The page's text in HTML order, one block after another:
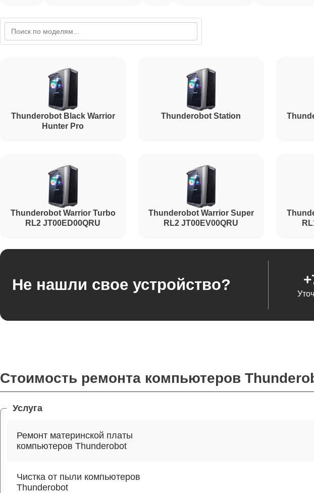
Thunderobot Black Warrior
Hunter Pro
Thunderobot Station
Thunderobot Warrior Turbo
RL2 JT00ED00QRU
Thunderobot Warrior Super
RL2 JT00EV00QRU
Не нашли свое устройство?
Стоимость ремонта компьютеров
Услуга
Ремонт материнской платы
компьютеров Thunderobot
Чистка от пыли компьютеров
Thunderobot